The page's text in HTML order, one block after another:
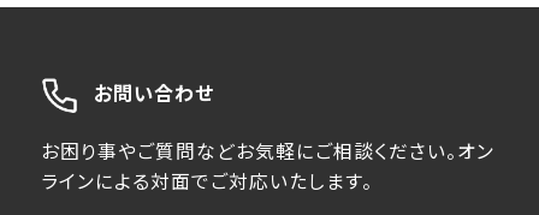
お問い合わせ
お困り事やご質問などお気軽にご相談ください。オン
ラインによる対面でご対応いたします。